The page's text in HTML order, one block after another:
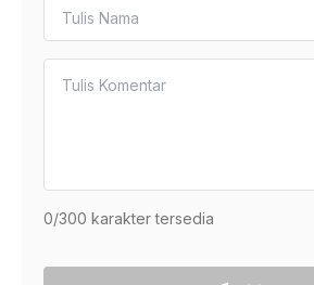
0/300 karakter tersedia